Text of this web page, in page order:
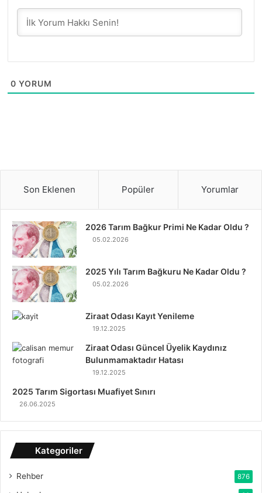
0 YORUM
Son Eklenen Popüler Yorumlar
2026 Tarım Bağkur Primi Ne Kadar Oldu ?
05.02.2026
2025 Yılı Tarım Bağkuru Ne Kadar Oldu ?
05.02.2026
Ziraat Odası Kayıt Yenileme
19.12.2025
Ziraat Odası Güncel Üyelik Kaydınız
Bulunmamaktadır Hatası
19.12.2025
2025 Tarım Sigortası Muafiyet Sınırı
26.06.2025
Kategoriler
Rehber 876